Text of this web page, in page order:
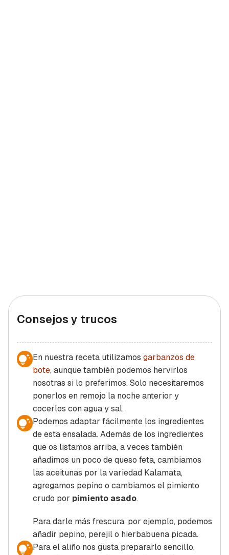
Consejos y trucos
En nuestra receta utilizamos garbanzos de
bote, aunque también podemos hervirlos
nosotras si lo preferimos. Solo necesitaremos
ponerlos en remojo la noche anterior y
cocerlos con agua y sal.
Podemos adaptar fácilmente los ingredientes
de esta ensalada. Además de los ingredientes
que os listamos arriba, a veces también
añadimos un poco de queso feta, cambiamos
las aceitunas por la variedad Kalamata,
agregamos pepino o cambiamos el pimiento
crudo por pimiento asado.
Para darle más frescura, por ejemplo, podemos
añadir pepino, perejil o hierbabuena picada.
Para el aliño nos gusta prepararlo sencillo,